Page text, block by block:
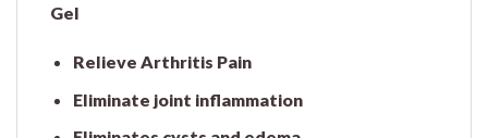
Gel
Relieve Arthritis Pain
Eliminate joint inflammation